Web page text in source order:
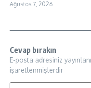
Ağustos 7, 2026
Cevap bırakın
E-posta adresiniz
işaretlenmişlerdir